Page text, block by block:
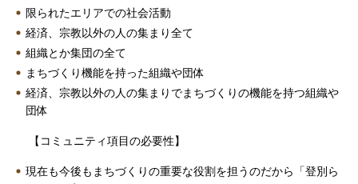
限られたエリアでの社会活動
経済、宗教以外の人の集まり全て
組織とか集団の全て
まちづくり機能を持った組織や団体
経済、宗教以外の人の集まりでまちづくりの機能を持つ組織や
団体
【コミュニティ項目の必要性】
現在も今後もまちづくりの重要な役割を担うのだから「登別ら